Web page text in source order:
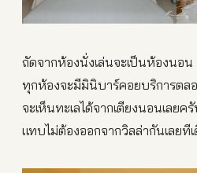
ถัดจากห้องนั่งเล่นจะเป็นห้องนอ
ทุกห้องจะมีมินิบาร์คอยบริการตล
จะเห็นทะเลได้จากเตียงนอนเล
แทบไม่ต้องออกจากวิลล่ากันเลยที